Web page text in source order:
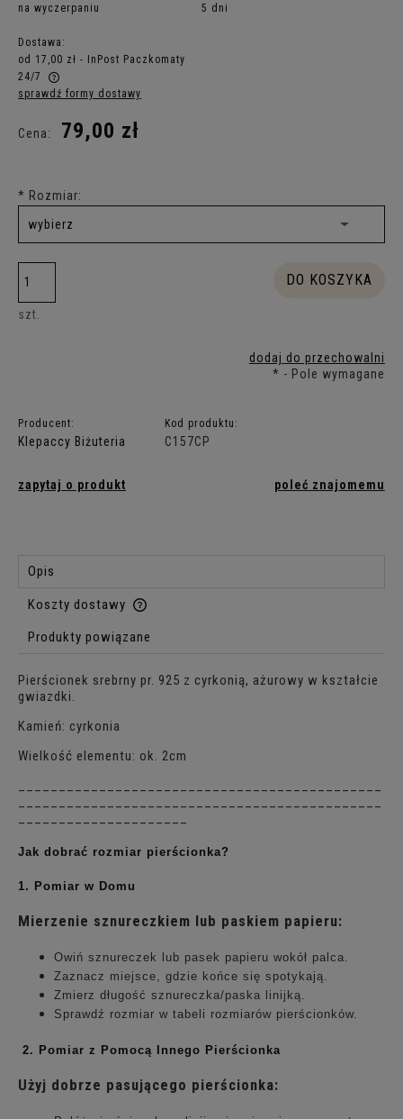
na wyczerpaniu
5 dni
Dostawa:
od 17,00 zł - InPost Paczkomaty
24/7
Cena nie zawiera ewentualnych kosztów płatności
sprawdź formy dostawy
Cena: 79,00 zł
* Rozmiar:
szt.
DO KOSZYKA
dodaj do przechowalni
* - Pole wymagane
Producent:
Klepaccy Biżuteria
Kod produktu:
C157CP
zapytaj o produkt poleć znajomemu
Opis
Koszty dostawy
Cena nie zawiera ewentualnych kosztów płatności
Produkty powiązane
Pierścionek srebrny pr. 925 z cyrkonią, ażurowy w kształcie
gwiazdki.
Kamień: cyrkonia
Wielkość elementu: ok. 2cm
Jak dobrać rozmiar pierścionka?
1. Pomiar w Domu
Mierzenie sznureczkiem lub paskiem papieru:
Owiń sznureczek lub pasek papieru wokół palca.
Zaznacz miejsce, gdzie końce się spotykają.
Zmierz długość sznureczka/paska linijką.
Sprawdź rozmiar w tabeli rozmiarów pierścionków.
2. Pomiar z Pomocą Innego Pierścionka
Użyj dobrze pasującego pierścionka: